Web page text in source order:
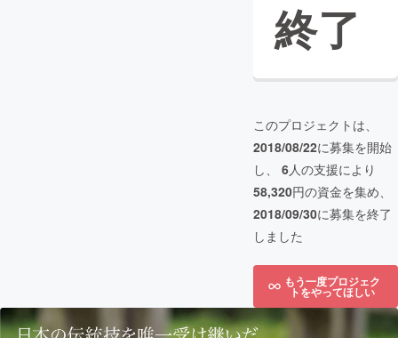
終了
このプロジェクトは、
2018/08/22に募集を開始
し、 6人の支援により
58,320円の資金を集め、
2018/09/30に募集を終了
しました
もう一度プロジェク
トをやってほしい